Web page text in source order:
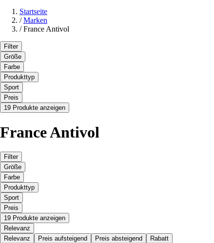
Startseite
/ Marken
/ France Antivol
Filter
Größe
Farbe
Produkttyp
Sport
Preis
19 Produkte anzeigen
France Antivol
Filter
Größe
Farbe
Produkttyp
Sport
Preis
19 Produkte anzeigen
Relevanz
Relevanz
Preis aufsteigend Preis absteigend Rabatt